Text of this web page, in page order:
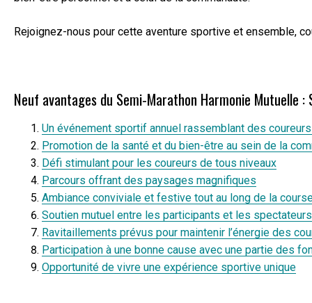
Rejoignez-nous pour cette aventure sportive et ensemble,
Neuf avantages du Semi-Marathon Harmonie Mutuelle
Un événement sportif annuel rassemblant des
Promotion de la santé et du bien-être au sein de la
Défi stimulant pour les coureurs de tous niveaux
Parcours offrant des paysages magnifiques
Ambiance conviviale et festive tout au long de la
Soutien mutuel entre les participants et les spectateurs
Ravitaillements prévus pour maintenir l’énergie des
Participation à une bonne cause avec une partie des
Opportunité de vivre une expérience sportive unique